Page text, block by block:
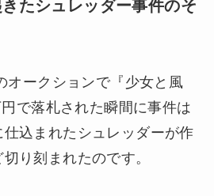
たシュレッダー事件のそ
オークションで『少女と風
で落札された瞬間に事件は
込まれたシュレッダーが作
り刻まれたのです。